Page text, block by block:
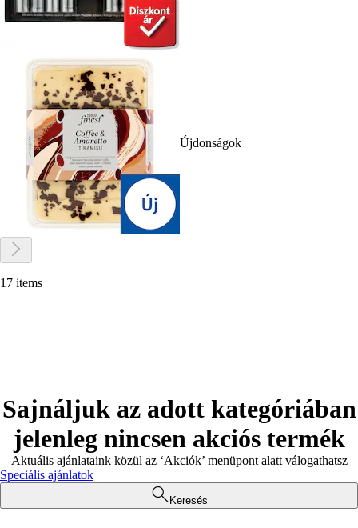
Újdonságok
17 items
Sajnáljuk az adott kategóriában
jelenleg nincsen akciós termék
Aktuális ajánlataink közül az ‘Akciók’ menüpont alatt válogathatsz
Speciális ajánlatok
Keresés